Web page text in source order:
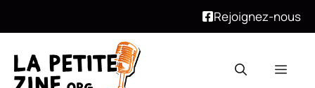
Rejoignez-nous
contenu